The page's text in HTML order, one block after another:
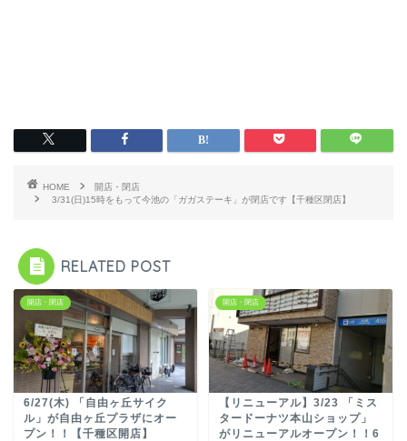
HOME
開店・閉店
3/31(日)15時をもって今池の「ガガステーキ」が閉店です【千種区閉店】
RELATED POST
開店・閉店
6/27(木) 「自由ヶ丘サイク
ル」が自由ヶ丘プラザにオー
プン！！【千種区開店】
開店・閉店
【リニューアル】3/23 「ミス
タードーナツ本山ショップ」
がリニューアルオープン！！6